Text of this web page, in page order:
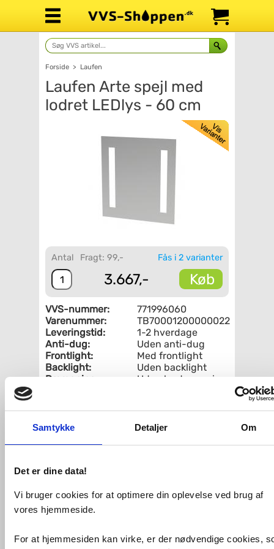
Samtykke Detaljer Om
Det er dine data!
Vi bruger cookies for at optimere din oplevelse ved brug af
vores hjemmeside.
For at hjemmesiden kan virke, er der nødvendige cookies,
Forside > Laufen
Laufen Arte spejl med
lodret LEDlys - 60 cm
Fås i 2 varianter
Antal Fragt: 99,-
3.667,- Køb
VVS-nummer:
771996060
Varenummer:
TB70001200000022
Leveringstid:
1-2 hverdage
Anti-dug:
Uden anti-dug
Frontlight:
Med frontlight
Backlight:
Uden backlight
Dæmpning:
Uden lysdæmpning
Fri fragt fra 4.995,-
Relaterede produkter
håndvask - Mørk elm